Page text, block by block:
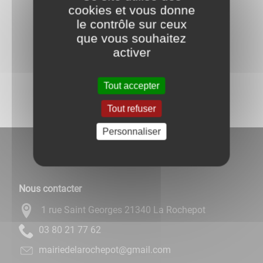
Retour à l'accueil
Nous contacter
1 rue Saint Georges 21340 La Rochepot
26 77 12 08 30
moc.liamg@topehcoraledeiriam
cookies et vous donne
le contrôle sur ceux
que vous souhaitez
activer
Tout accepter
Tout refuser
Personnaliser